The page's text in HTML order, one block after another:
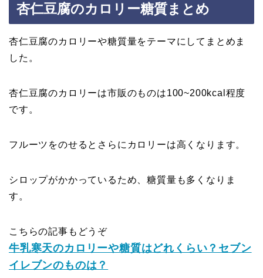
杏仁豆腐のカロリー糖質まとめ
杏仁豆腐のカロリーや糖質量をテーマにしてまとめま
した。
杏仁豆腐のカロリーは市販のものは100~200kcal程度
です。
フルーツをのせるとさらにカロリーは高くなります。
シロップがかかっているため、糖質量も多くなりま
す。
こちらの記事もどうぞ
牛乳寒天のカロリーや糖質はどれくらい？セブン
イレブンのものは？